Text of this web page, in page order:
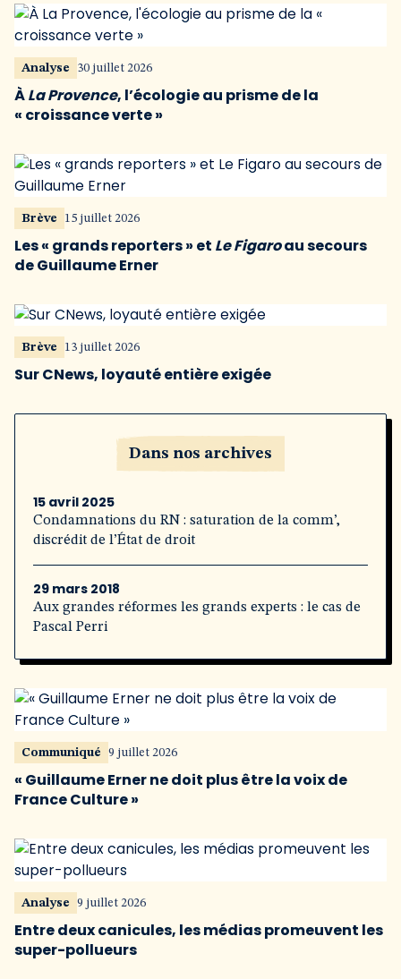
Analyse 30 juillet 2026
ÀLa Provence, l’écologie au prisme de la
« croissance verte »
Brève 15 juillet 2026
Les « grands reporters » et Le Figaroau secours
de Guillaume Erner
Brève 13 juillet 2026
Sur CNews, loyauté entière exigée
Dans nos archives
15 avril 2025
Condamnations du RN : saturation de la comm’,
discrédit de l’État de droit
29 mars 2018
Aux grandes réformes les grands experts : le cas de
Pascal Perri
Communiqué 9 juillet 2026
« Guillaume Erner ne doit plus être la voix de
France Culture »
Analyse 9 juillet 2026
Entre deux canicules, les médias promeuvent les
super-pollueurs